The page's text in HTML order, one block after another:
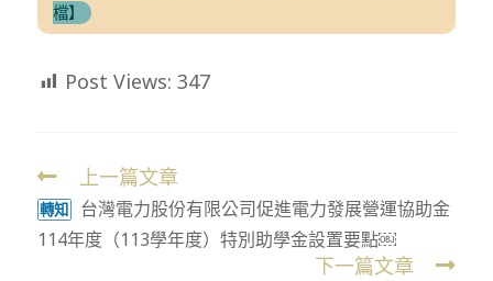
檔】
Post Views: 347
Read
more
articles
上一篇文章
轉知
台灣電力股份有限公司促進電力發展營運協助金
114年度（113學年度）特別助學金設置要點￼
下一篇文章